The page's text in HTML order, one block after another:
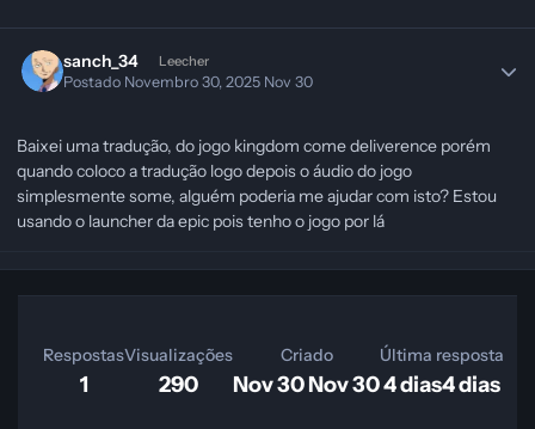
sanch_34 Leecher
Postado Novembro 30, 2025 Nov 30
Baixei uma tradução, do jogo kingdom come deliverence porém
quando coloco a tradução logo depois o áudio do jogo
simplesmente some, alguém poderia me ajudar com isto? Estou
usando o launcher da epic pois tenho o jogo por lá
Respostas
1
Visualizações
290
Criado
Nov 30Nov 30
Última resposta
4 dias4 dias